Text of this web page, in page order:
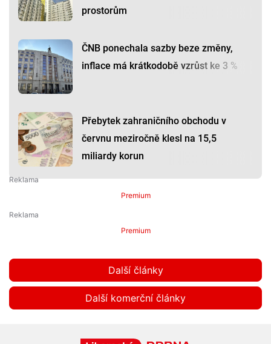
prostorům
ČNB ponechala sazby beze změny,
inflace má krátkodobě vzrůst ke 3 %
Přebytek zahraničního obchodu v
červnu meziročně klesl na 15,5
miliardy korun
Premium
Premium
Další články
Další komerční články